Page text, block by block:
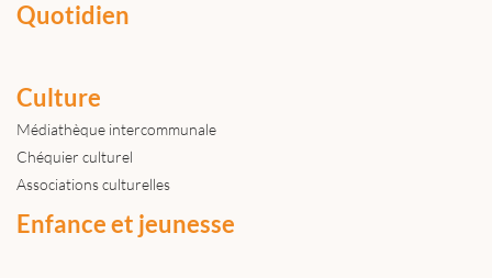
Quotidien
Culture
Médiathèque intercommunale
Chéquier culturel
Associations culturelles
Enfance et jeunesse